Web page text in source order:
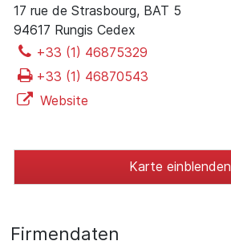
17 rue de Strasbourg, BAT 5
94617 Rungis Cedex
+33 (1) 46875329
+33 (1) 46870543
Website
Karte einblenden
Firmendaten